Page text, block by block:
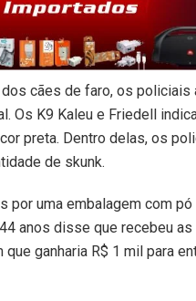
cães de faro, os policiais
Os K9 Kaleu e Friedell
preta. Dentro delas, os
de skunk.
por uma embalagem com
anos disse que recebeu as
ganharia R$ 1 mil para